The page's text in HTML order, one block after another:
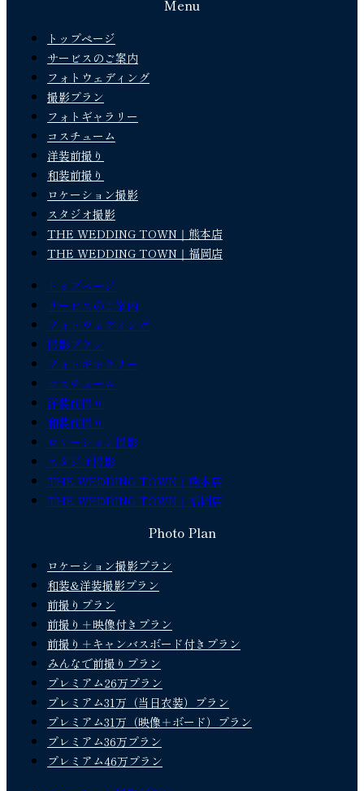
Menu
トップページ
サービスのご案内
フォトウェディング
撮影プラン
フォトギャラリー
コスチューム
洋装前撮り
和装前撮り
ロケーション撮影
スタジオ撮影
THE WEDDING TOWN｜熊本店
THE WEDDING TOWN｜福岡店
トップページ
サービスのご案内
フォトウェディング
撮影プラン
フォトギャラリー
コスチューム
洋装前撮り
和装前撮り
ロケーション撮影
スタジオ撮影
THE WEDDING TOWN｜熊本店
THE WEDDING TOWN｜福岡店
Photo Plan
ロケーション撮影プラン
和装&洋装撮影プラン
前撮りプラン
前撮り＋映像付きプラン
前撮り＋キャンバスボード付きプラン
みんなで前撮りプラン
プレミアム26万プラン
プレミアム31万（当日衣装）プラン
プレミアム31万（映像＋ボード）プラン
プレミアム36万プラン
プレミアム46万プラン